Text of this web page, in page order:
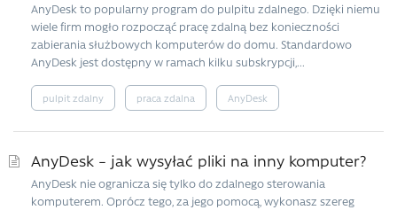
AnyDesk to popularny program do pulpitu zdalnego. Dzięki niemu
wiele firm mogło rozpocząć pracę zdalną bez konieczności
zabierania służbowych komputerów do domu. Standardowo
AnyDesk jest dostępny w ramach kilku subskrypcji,...
pulpit zdalny praca zdalna AnyDesk
AnyDesk – jak wysyłać pliki na inny komputer?
AnyDesk nie ogranicza się tylko do zdalnego sterowania
komputerem. Oprócz tego, za jego pomocą, wykonasz szereg